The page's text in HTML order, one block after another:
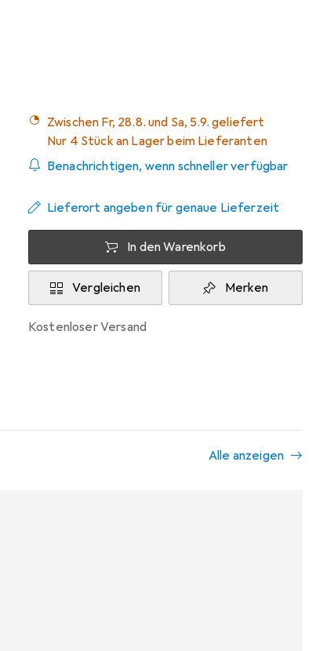
Zwischen Fr, 28.8. und Sa, 5.9. geliefert
Nur 4 Stück an Lager beim Lieferanten
Benachrichtigen, wenn schneller verfügbar
Lieferort angeben für genaue Lieferzeit
In den Warenkorb
Vergleichen Merken
kostenloser Versand
Alle anzeigen